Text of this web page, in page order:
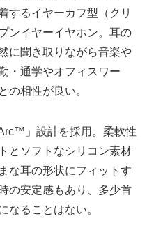
するイヤーカフ型（クリ
ンイヤーイヤホン。耳の
に聞き取りながら音楽や
・通学やオフィスワー
の相性が良い。
」設計を採用。柔軟性
とソフトなシリコン素材
な耳の形状にフィットす
の安定感もあり、多少首
なることはない。